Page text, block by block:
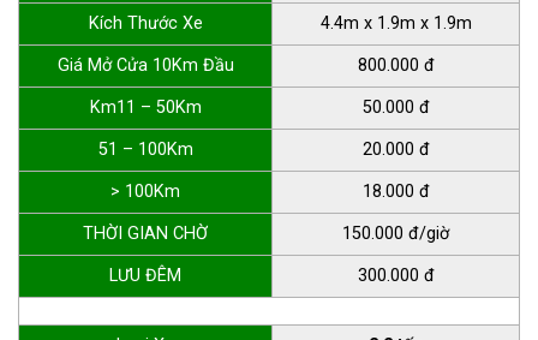
Kích Thước Xe 4.4m x 1.9m x 1.9m
Giá Mở Cửa 10Km Đầu 800.000 đ
Km11 – 50Km 50.000 đ
51 – 100Km 20.000 đ
> 100Km 18.000 đ
THỜI GIAN CHỜ 150.000 đ/giờ
LƯU ĐÊM 300.000 đ